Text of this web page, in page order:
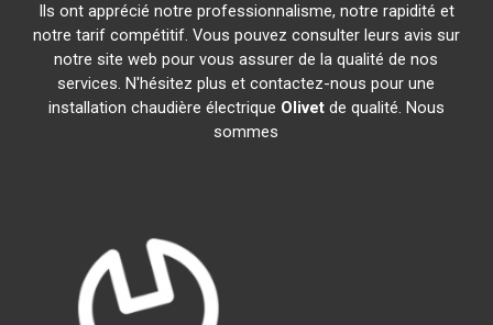
Ils ont apprécié notre professionnalisme, notre rapidité et
notre tarif compétitif. Vous pouvez consulter leurs avis sur
notre site web pour vous assurer de la qualité de nos
services. N'hésitez plus et contactez-nous pour une
installation chaudière électrique Olivetde qualité. Nous
sommes